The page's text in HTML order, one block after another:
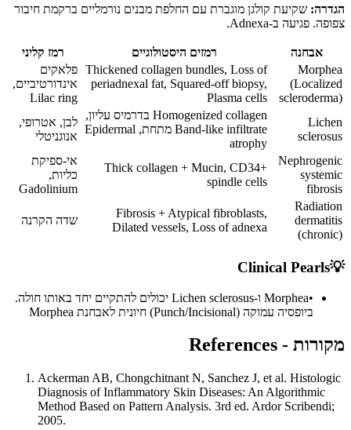
הגדרה: שקיעת קולגן מוגברת עם החלפת מבנים נורמליים ברקמת חיבור
צפופה. פגיעה ב-Adnexa.
אבחנה רמזים היסטולוגיים
רמז קליני
Morphea
(Localized
scleroderma)
Thickened collagen bundles, Loss of
periadnexal fat, Squared-off biopsy,
Plasma cells
פלאקים
אינדורטיביים,
Lilac ring
Lichen
sclerosus
Homogenized collagen בדרמיס עליון,
Band-like infiltrate מתחת, Epidermal
atrophy
לבן, אטרופי,
אנוגניטלי
Nephrogenic
systemic
fibrosis
Thick collagen + Mucin, CD34+
spindle cells
אי-ספיקת
כליות,
Gadolinium
Radiation
dermatitis
(chronic)
Fibrosis + Atypical fibroblasts,
Dilated vessels, Loss of adnexa
שדה הקרנה
💡
Clinical Pearls
•
Morphea ו-Lichen sclerosus יכולים להתקיים יחד באותו חולה.
ביופסיה עמוקה (Punch/Incisional) חיונית לאבחנת Morphea
מקורות - References
Ackerman AB, Chongchitnant N, Sanchez J, et al. Histologic
Diagnosis of Inflammatory Skin Diseases: An Algorithmic
Method Based on Pattern Analysis. 3rd ed. Ardor Scribendi;
2005.